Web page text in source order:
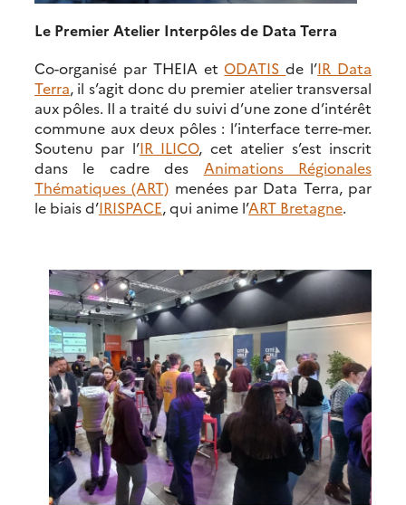
Le Premier Atelier Interpôles de Data Terra
Co-organisé par THEIA et ODATISde l’IR Data
Terra, il s’agit donc du premier atelier transversal
aux pôles. Il a traité du suivi d’une zone d’intérêt
commune aux deux pôles : l’interface terre-mer.
Soutenu par l’IR ILICO, cet atelier s’est inscrit
dans le cadre des Animations Régionales
Thématiques (ART) menées par Data Terra, par
le biais d’IRISPACE, qui anime l’ART Bretagne.